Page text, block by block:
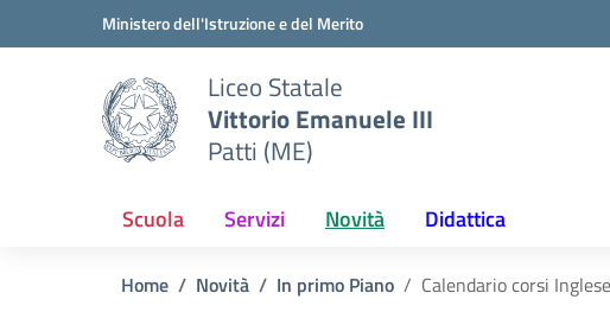
Vai ai contenuti
Vai al menu di navigazioneMinistero dell'Istruzione e del Merito
Liceo Statale
Vittorio Emanuele III
Patti (ME)
Scuola Servizi Novità Didattica
Home Novità In primo Piano Calendario corsi